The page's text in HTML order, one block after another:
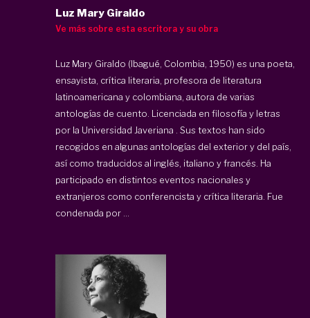
Luz Mary Giraldo
Ve más sobre esta escritora y su obra
Luz Mary Giraldo (Ibagué, Colombia, 1950) es una poeta,
ensayista, crítica literaria, profesora de literatura
latinoamericana y colombiana, autora de varias
antologías de cuento. Licenciada en filosofía y letras
por la Universidad Javeriana . Sus textos han sido
recogidos en algunas antologías del exterior y del país,
así como traducidos al inglés, italiano y francés. Ha
participado en distintos eventos nacionales y
extranjeros como conferencista y crítica literaria. Fue
condenada por ...